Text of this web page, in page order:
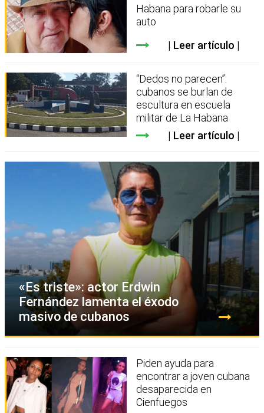
Habana para robarle su
auto
Leer artículo
“Dedos no parecen”:
cubanos se burlan de
escultura en escuela
militar de La Habana
Leer artículo
«Es triste»: actor Erdwin
Fernández lamenta el éxodo
masivo de cubanos
Piden ayuda para
encontrar a joven cubana
desaparecida en
Cienfuegos